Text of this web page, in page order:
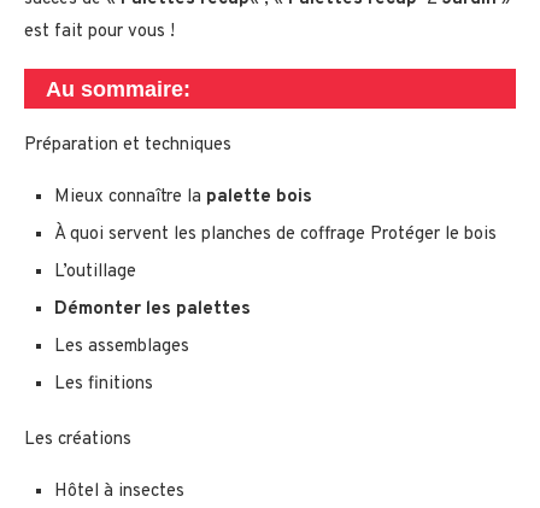
est fait pour vous !
Au sommaire:
Préparation et techniques
Mieux connaître la palette bois
À quoi servent les planches de coffrage Protéger le bois
L’outillage
Démonter les palettes
Les assemblages
Les finitions
Les créations
Hôtel à insectes